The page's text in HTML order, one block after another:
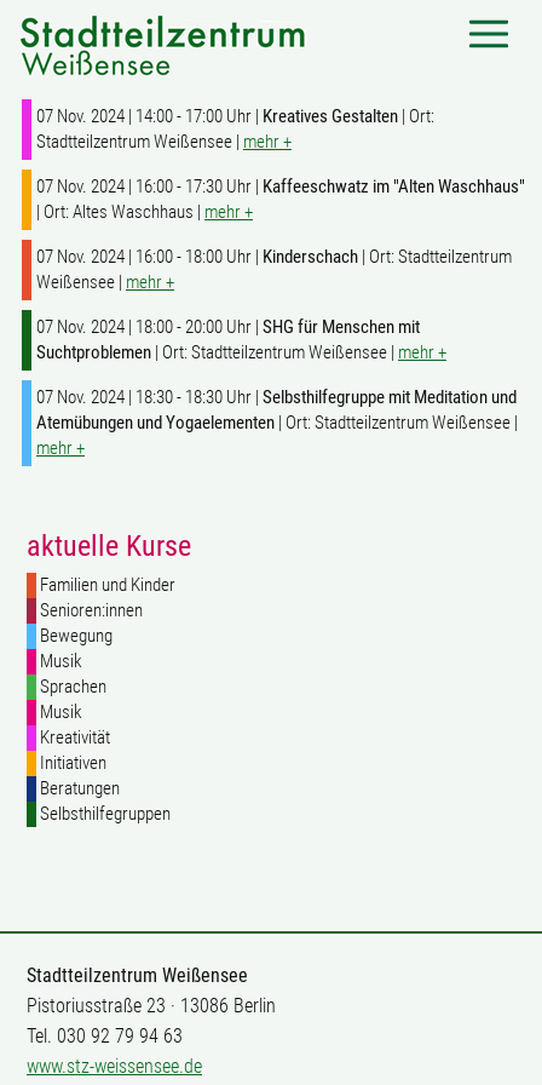
07 Nov. 2024 | 14:00 - 17:00 Uhr | Kreatives Gestalten | Ort:
Stadtteilzentrum Weißensee | mehr +
07 Nov. 2024 | 16:00 - 17:30 Uhr | Kaffeeschwatz im "Alten Waschhaus"
| Ort: Altes Waschhaus | mehr +
07 Nov. 2024 | 16:00 - 18:00 Uhr | Kinderschach | Ort: Stadtteilzentrum
Weißensee | mehr +
07 Nov. 2024 | 18:00 - 20:00 Uhr | SHG für Menschen mit
Suchtproblemen | Ort: Stadtteilzentrum Weißensee | mehr +
07 Nov. 2024 | 18:30 - 18:30 Uhr | Selbsthilfegruppe mit Meditation und
Atemübungen und Yogaelementen | Ort: Stadtteilzentrum Weißensee |
mehr +
aktuelle Kurse
Familien und Kinder
Senioren:innen
Bewegung
Musik
Sprachen
Musik
Kreativität
Initiativen
Beratungen
Selbsthilfegruppen
Stadtteilzentrum Weißensee
Pistoriusstraße 23 · 13086 Berlin
Tel. 030 92 79 94 63
www.stz-weissensee.de